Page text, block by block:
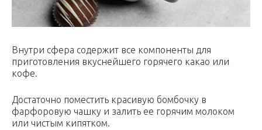
Внутри сфера содержит все компоненты для
приготовления вкуснейшего горячего какао или
кофе.
Достаточно поместить красивую бомбочку в
фарфоровую чашку и залить ее горячим молоком
или чистым кипятком.